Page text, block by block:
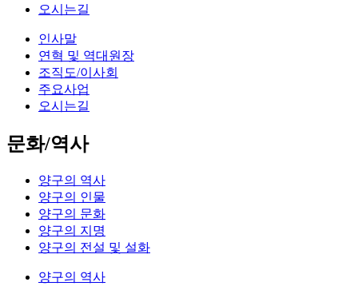
오시는길
인사말
연혁 및 역대원장
조직도/이사회
주요사업
오시는길
문화/역사
양구의 역사
양구의 인물
양구의 문화
양구의 지명
양구의 전설 및 설화
양구의 역사